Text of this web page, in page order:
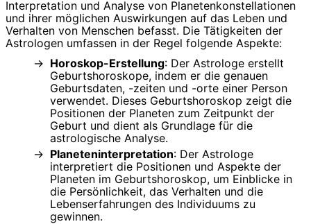
Interpretation und Analyse von Planetenkonstellationen
und ihrer möglichen Auswirkungen auf das Leben und
Verhalten von Menschen befasst. Die Tätigkeiten der
Astrologen umfassen in der Regel folgende Aspekte:
Horoskop-Erstellung: Der Astrologe erstellt
Geburtshoroskope, indem er die genauen
Geburtsdaten, -zeiten und -orte einer Person
verwendet. Dieses Geburtshoroskop zeigt die
Positionen der Planeten zum Zeitpunkt der
Geburt und dient als Grundlage für die
astrologische Analyse.
Planeteninterpretation: Der Astrologe
interpretiert die Positionen und Aspekte der
Planeten im Geburtshoroskop, um Einblicke in
die Persönlichkeit, das Verhalten und die
Lebenserfahrungen des Individuums zu
gewinnen.